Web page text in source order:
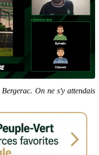
On ne s'y attendais